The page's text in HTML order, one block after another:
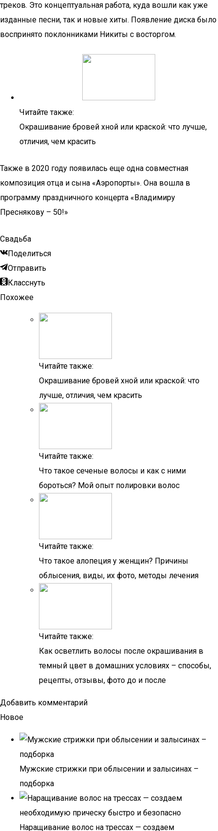
треков. Это концептуальная работа, куда вошли как уже
изданные песни, так и новые хиты. Появление диска было
воспринято поклонниками Никиты с восторгом.
Читайте также:
Окрашивание бровей хной или краской: что лучше,
отличия, чем красить
Также в 2020 году появилась еще одна совместная
композиция отца и сына «Аэропорты». Она вошла в
программу праздничного концерта «Владимиру
Преснякову – 50!»
Свадьба
Поделиться
Отправить
Класснуть
Похожее
Читайте также:
Окрашивание бровей хной или краской: что
лучше, отличия, чем красить
Читайте также:
Что такое сеченые волосы и как с ними
бороться? Мой опыт полировки волос
Читайте также:
Что такое алопеция у женщин? Причины
облысения, виды, их фото, методы лечения
Читайте также:
Как осветлить волосы после окрашивания в
темный цвет в домашних условиях – способы,
рецепты, отзывы, фото до и после
Добавить комментарий
Новое
Мужские стрижки при облысении и залысинах –
подборка
Наращивание волос на трессах — создаем